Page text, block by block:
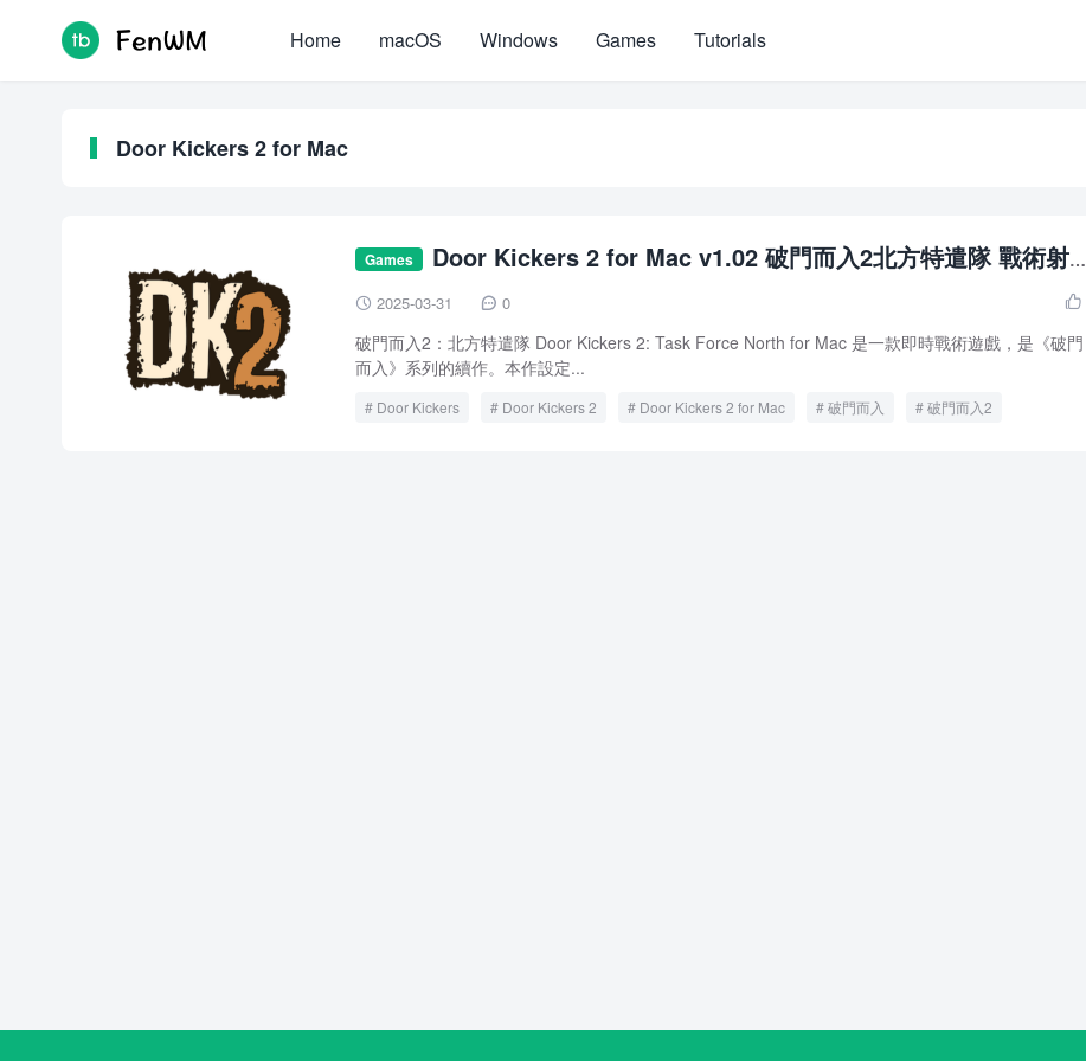
Home macOS Windows Games Tutorials
Door Kickers 2 for Mac
Games
Door Kickers 2 for Mac v1.02 破門而入2北方特遣隊 戰術射擊
遊戲
 2025-03-31  0 
破門而入2：北方特遣隊 Door Kickers 2: Task Force North for Mac 是一款即時戰術遊戲，是《破門
而入》系列的續作。本作設定...
Door Kickers Door Kickers 2 Door Kickers 2 for Mac 破門而入 破門而入2